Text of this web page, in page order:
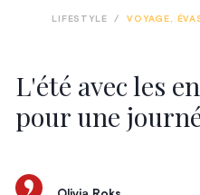
L'été avec les
pour une
LIFESTYLE / VOYAGE,